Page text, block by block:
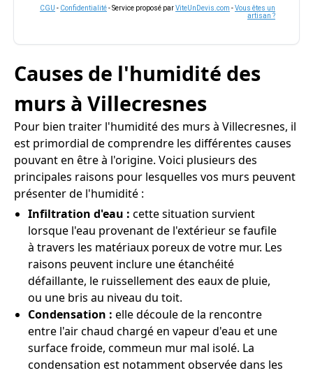
CGU - Confidentialité- Service proposé parViteUnDevis.com -Vous êtes un
artisan ?
Causes de l'humidité des
murs à Villecresnes
Pour bien traiter l'humidité des murs à Villecresnes, il
est primordial de comprendre les différentes causes
pouvant en être à l'origine. Voici plusieurs des
principales raisons pour lesquelles vos murs peuvent
présenter de l'humidité :
Infiltration d'eau : cette situation survient
lorsque l'eau provenant de l'extérieur se faufile
à travers les matériaux poreux de votre mur. Les
raisons peuvent inclure une étanchéité
défaillante, le ruissellement des eaux de pluie,
ou une bris au niveau du toit.
Condensation : elle découle de la rencontre
entre l'air chaud chargé en vapeur d'eau et une
surface froide, commeun mur mal isolé. La
condensation est notamment observée dans les